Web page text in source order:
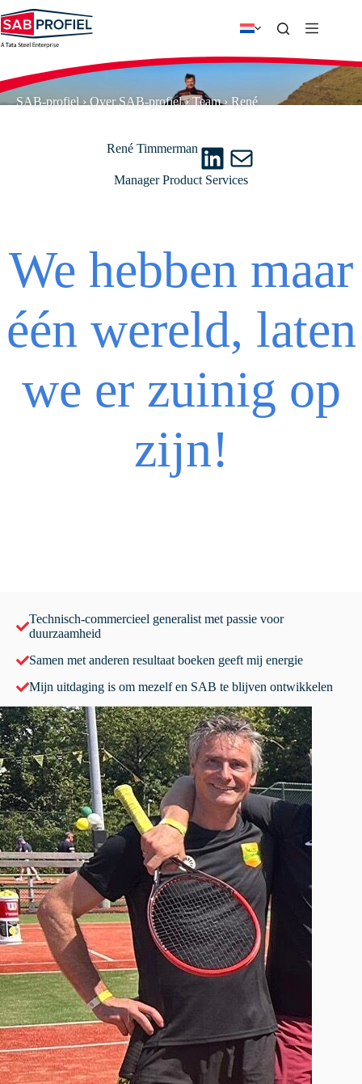
naar
de
inhoud
SAB-profiel› Over SAB-profiel›Team›René
René TimmermanLinkedIn
E-mail
Manager Product Services
We hebben maar
één wereld, laten
we er zuinig op
zijn!
Technisch-commercieel generalist met passie voor
duurzaamheid
Samen met anderen resultaat boeken geeft mij energie
Mijn uitdaging is om mezelf en SAB te blijven ontwikkelen